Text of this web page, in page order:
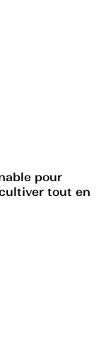
pour
tout en